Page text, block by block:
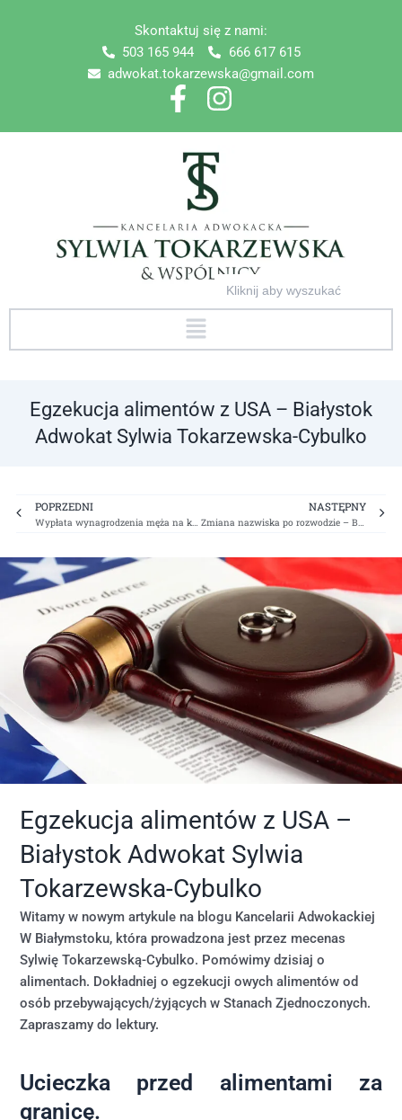
Skontaktuj się z nami:
503 165 944
666 617 615
adwokat.tokarzewska@gmail.com
Menu
Search
for:
Egzekucja alimentów z USA – Białystok
Adwokat Sylwia Tokarzewska-Cybulko
PrevPOPRZEDNI
Wypłata wynagrodzenia męża na konto żony – Białystok Adwokat Sylwia Tokarzewska-Cybulko
NASTĘPNY
Zmiana nazwiska po rozwodzie – Białystok Adwokat Sylwia Tokarzewska-Cybulko
Egzekucja alimentów z USA –
Białystok Adwokat Sylwia
Tokarzewska-Cybulko
Witamy w nowym artykule na blogu Kancelarii Adwokackiej
W Białymstoku, która prowadzona jest przez mecenas
Sylwię Tokarzewską-Cybulko. Pomówimy dzisiaj o
alimentach. Dokładniej o egzekucji owych alimentów od
osób przebywających/żyjących w Stanach Zjednoczonych.
Zapraszamy do lektury.
Ucieczka przed alimentami za
granicę.